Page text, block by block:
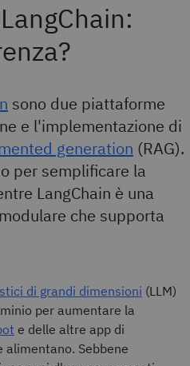
sono due piattaforme
e l'implementazione di
generation (RAG).
per semplificare la
LangChain è una
che supporta
di grandi dimensioni (LLM)
per aumentare la
e delle altre app di
alimentano. Sebbene